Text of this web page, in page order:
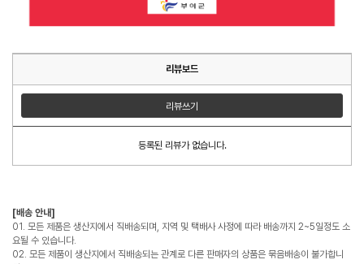
리뷰보드
리뷰쓰기
등록된 리뷰가 없습니다.
[배송 안내]
01. 모든 제품은 생산지에서 직배송되며, 지역 및 택배사 사정에 따라 배송까지 2~5일정도 소
요될 수 있습니다.
02. 모든 제품이 생산지에서 직배송되는 관계로 다른 판매자의 상품은 묶음배송이 불가합니